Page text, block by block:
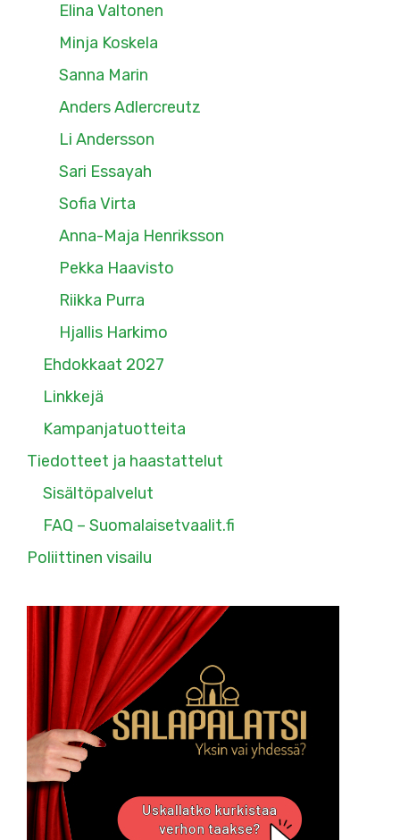
Elina Valtonen
Minja Koskela
Sanna Marin
Anders Adlercreutz
Li Andersson
Sari Essayah
Sofia Virta
Anna-Maja Henriksson
Pekka Haavisto
Riikka Purra
Hjallis Harkimo
Ehdokkaat 2027
Linkkejä
Kampanjatuotteita
Tiedotteet ja haastattelut
Sisältöpalvelut
FAQ – Suomalaisetvaalit.fi
Poliittinen visailu